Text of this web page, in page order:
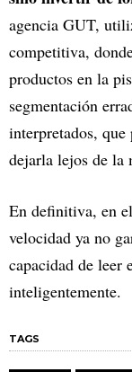
agencia GUT,
competitiva,
productos en la
segmentación
interpretados, que
dejarla lejos de la
En definitiva, en
velocidad ya no
capacidad de leer
inteligentemente.
TAGS